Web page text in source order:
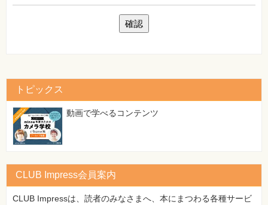
ー
特
⼀
覧
トピックス
動画で学べるコンテンツ
CLUB Impress会員案内
CLUB Impressは、読者のみなさまへ、本にまつわる各種サービ